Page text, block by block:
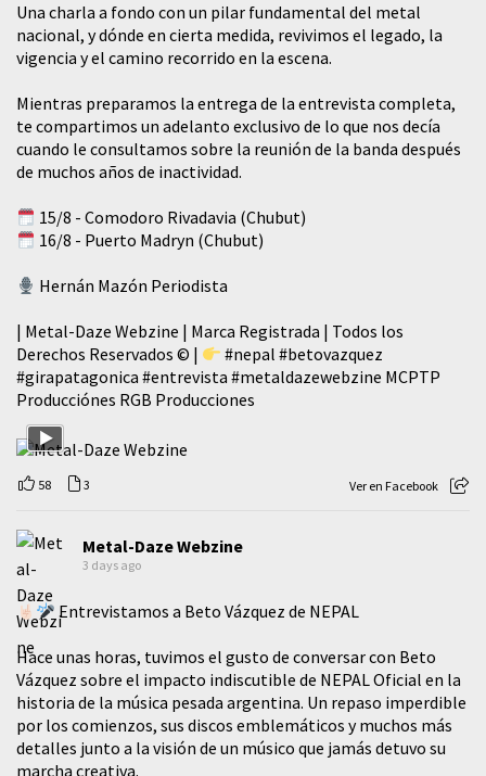
​Una charla a fondo con un pilar fundamental del metal
nacional, y dónde en cierta medida, revivimos el legado, la
vigencia y el camino recorrido en la escena.
Mientras preparamos la entrega de la entrevista completa,
te compartimos un adelanto exclusivo de lo que nos decía
cuando le consultamos sobre la reunión de la banda después
de muchos años de inactividad.
15/8 - Comodoro Rivadavia (Chubut)
16/8 - Puerto Madryn (Chubut)
Hernán Mazón Periodista
| Metal-Daze Webzine | Marca Registrada | Todos los
Derechos Reservados © |
#nepal #betovazquez
#girapatagonica #entrevista #metaldazewebzine MCPTP
Producciónes RGB Producciones
58 3 Ver en Facebook
Metal-Daze Webzine
3 days ago
Entrevistamos a Beto Vázquez de NEPAL
Hace unas horas, tuvimos el gusto de conversar con Beto
Vázquez sobre el impacto indiscutible de NEPAL Oficial en la
historia de la música pesada argentina. Un repaso imperdible
por los comienzos, sus discos emblemáticos y muchos más
detalles junto a la visión de un músico que jamás detuvo su
marcha creativa.